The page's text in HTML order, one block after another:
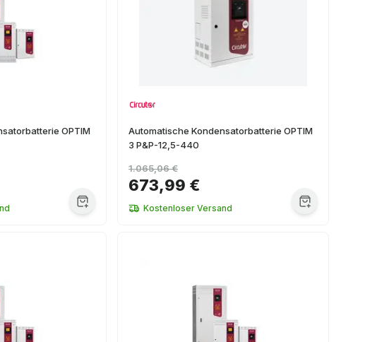
OPTIM
Automatische Kondensatorbatterie OPTIM
3 P&P-12,5-440
673,99 €
1.065,06 €
Kostenloser Versand